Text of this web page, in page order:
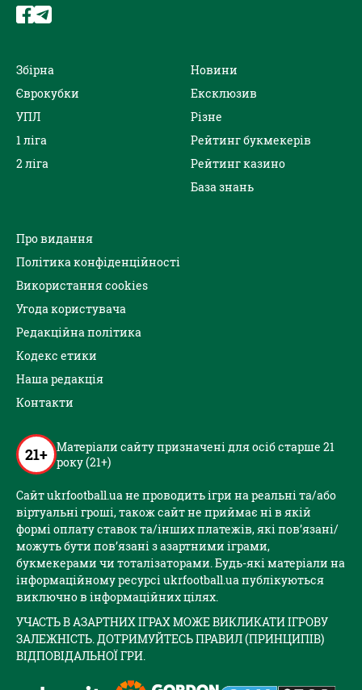
Збірна
Єврокубки
УПЛ
1 ліга
2 ліга
Новини
Ексклюзив
Різне
Рейтинг букмекерів
Рейтинг казино
База знань
Про видання
Політика конфіденційності
Використання cookies
Угода користувача
Редакційна політика
Кодекс етики
Наша редакція
Контакти
21+ Матеріали сайту призначені для осіб старше 21
року (21+)
Сайт ukrfootball.ua не проводить ігри на реальні та/або
віртуальні гроші, також сайт не приймає ні в якій
формі оплату ставок та/інших платежів, які пов’язані/
можуть бути пов’язані з азартними іграми,
букмекерами чи тоталізаторами. Будь-які матеріали на
інформаційному ресурсі ukrfootball.ua публікуються
виключно в інформаційних цілях.
УЧАСТЬ В АЗАРТНИХ ІГРАХ МОЖЕ ВИКЛИКАТИ ІГРОВУ
ЗАЛЕЖНІСТЬ. ДОТРИМУЙТЕСЬ ПРАВИЛ (ПРИНЦИПІВ)
ВІДПОВІДАЛЬНОЇ ГРИ.